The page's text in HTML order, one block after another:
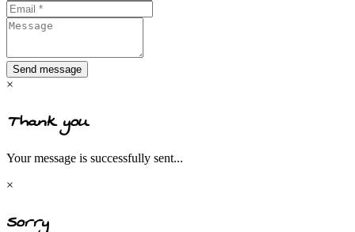
Send message
×
Thank you
Your message is successfully sent...
×
Sorry